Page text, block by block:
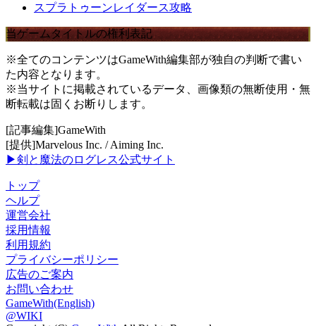
スプラトゥーンレイダース攻略
当ゲームタイトルの権利表記
※全てのコンテンツはGameWith編集部が独自の判断で書い
た内容となります。
※当サイトに掲載されているデータ、画像類の無断使用・無
断転載は固くお断りします。
[記事編集]GameWith
[提供]Marvelous Inc. / Aiming Inc.
▶剣と魔法のログレス公式サイト
トップ
ヘルプ
運営会社
採用情報
利用規約
プライバシーポリシー
広告のご案内
お問い合わせ
GameWith(English)
@WIKI